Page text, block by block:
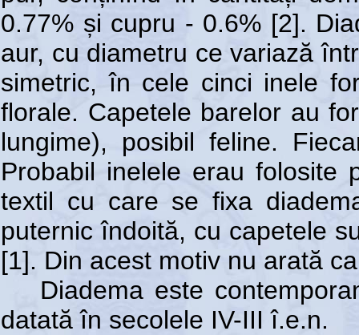
0.77% și cupru - 0.6% [2].
aur, cu diametru ce variază
simetric, în cele cinci inele
florale. Capetele barelor au
lungime), posibil feline.
Probabil inelele erau folosite
textil cu care se fixa
puternic îndoită, cu capetele
[1]. Din acest motiv nu arată
Diadema este
datată în secolele IV-III î.e.n.